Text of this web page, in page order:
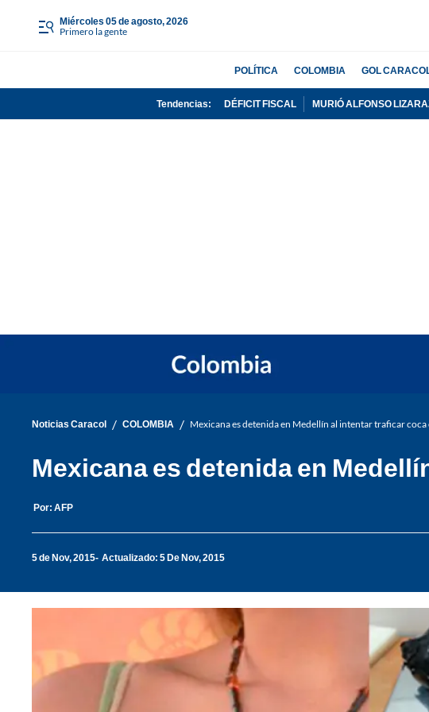
miércoles 05 de agosto, 2026
Primero la gente
POLÍTICA COLOMBIA GOL
Tendencias: DÉFICIT FISCAL MURIÓ ALFONSO
Noticias Caracol / COLOMBIA / Mexicana es detenida en Medellín al intentar traficar
Mexicana es detenida en
Por: AFP
5 de Nov, 2015 Actualizado: 5 De Nov, 2015